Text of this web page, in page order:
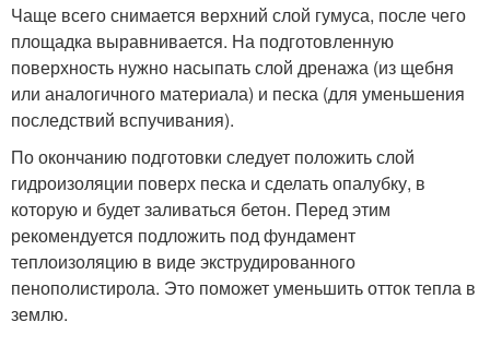
Чаще всего снимается верхний слой гумуса, после чего
площадка выравнивается. На подготовленную
поверхность нужно насыпать слой дренажа (из щебня
или аналогичного материала) и песка (для уменьшения
последствий вспучивания).
По окончанию подготовки следует положить слой
гидроизоляции поверх песка и сделать опалубку, в
которую и будет заливаться бетон. Перед этим
рекомендуется подложить под фундамент
теплоизоляцию в виде экструдированного
пенополистирола. Это поможет уменьшить отток тепла в
землю.